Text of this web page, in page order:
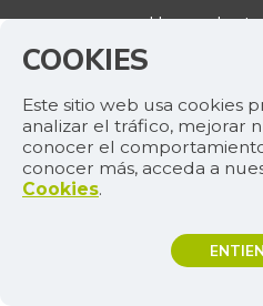
Un
© 2026, RCN
DERECHOS
ORGANIZACIÓN ARDILA
COOKIES
Este sitio web usa cookies
analizar el tráfico, mejorar
conocer el
conocer más, acceda a
Cookies.